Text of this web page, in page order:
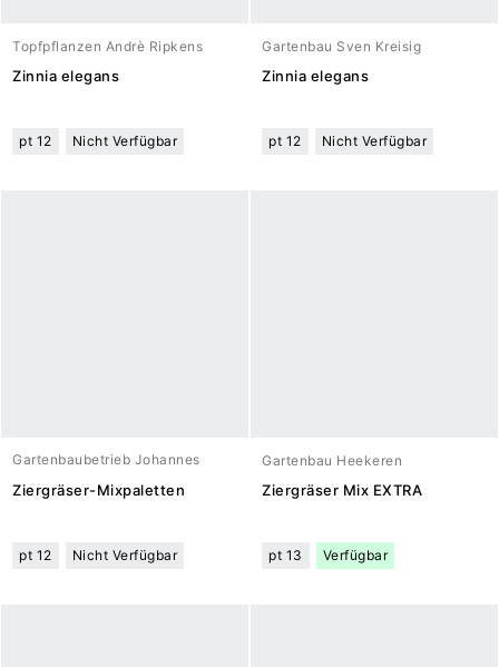
Topfpflanzen Andrè Ripkens
Zinnia elegans
pt 12 Nicht Verfügbar
Gartenbau Sven Kreisig
Zinnia elegans
pt 12 Nicht Verfügbar
Gartenbaubetrieb Johannes
Meuwesen
Ziergräser-Mixpaletten
pt 12 Nicht Verfügbar
Gartenbau Heekeren
Ziergräser Mix EXTRA
pt 13 Verfügbar